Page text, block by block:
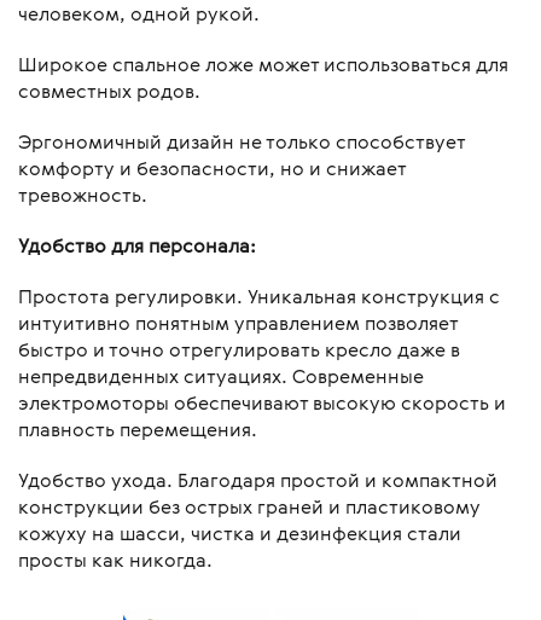
человеком, одной рукой.
Широкое спальное ложе может использоваться для
совместных родов.
Эргономичный дизайн не только способствует
комфорту и безопасности, но и снижает
тревожность.
Удобство для персонала:
Простота регулировки. Уникальная конструкция с
интуитивно понятным управлением позволяет
быстро и точно отрегулировать кресло даже в
непредвиденных ситуациях. Современные
электромоторы обеспечивают высокую скорость и
плавность перемещения.
Удобство ухода. Благодаря простой и компактной
конструкции без острых граней и пластиковому
кожуху на шасси, чистка и дезинфекция стали
просты как никогда.